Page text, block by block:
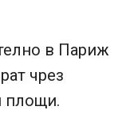
в Париж
чрез
площи.